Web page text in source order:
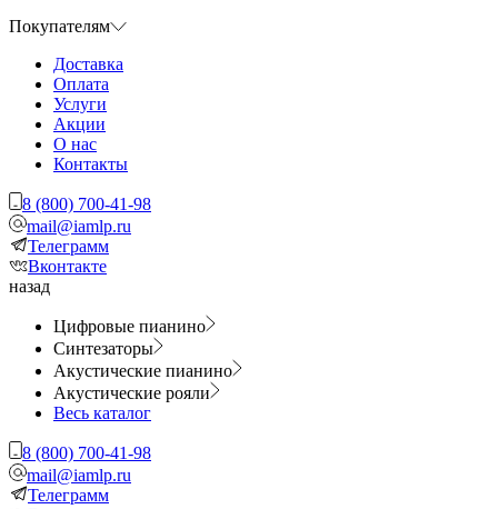
Покупателям
Доставка
Оплата
Услуги
Акции
О нас
Контакты
8 (800) 700-41-98
mail@iamlp.ru
Телеграмм
Вконтакте
назад
Цифровые пианино
Синтезаторы
Акустические пианино
Акустические рояли
Весь каталог
8 (800) 700-41-98
mail@iamlp.ru
Телеграмм